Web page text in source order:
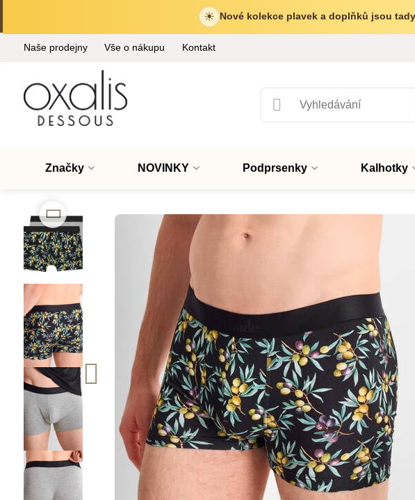
☀ Nové kolekce plavek a doplňků jsou
Naše prodejny Vše o nákupu Kontakt
Značky NOVINKY Podprsenky Kalhotky